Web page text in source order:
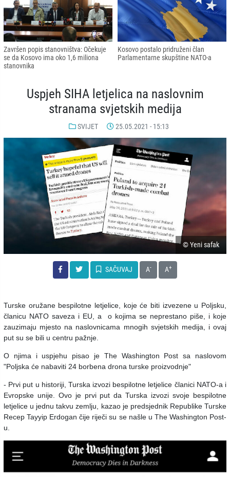
Završen popis stanovništva: Očekuje
se da Kosovo ima oko 1,6 miliona
stanovnika
Kosovo postalo pridruženi član
Parlamentarne skupštine NATO-a
Uspjeh SIHA letjelica na naslovnim
stranama svjetskih medija
SVIJET 25.05.2021 - 15:13
© Yeni safak
SAČUVAJ A- A+
Turske oružane bespilotne letjelice, koje će biti izvezene u Poljsku,
članicu NATO saveza i EU, a o kojima se neprestano piše, i koje
zauzimaju mjesto na naslovnicama mnogih svjetskih medija, i ovaj
put su se bili u centru pažnje.
O njima i uspjehu pisao je The Washington Post sa naslovom
"Poljska će nabaviti 24 borbena drona turske proizvodnje"
- Prvi put u historiji, Turska izvozi bespilotne letjelice članici NATO-a i
Evropske unije. Ovo je prvi put da Turska izvozi svoje bespilotne
letjelice u jednu takvu zemlju, kazao je predsjednik Republike Turske
Recep Tayyip Erdogan čije riječi su se našle u The Washington Post-
u.